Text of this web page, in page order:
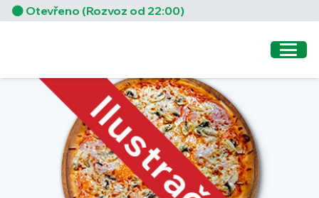
Otevřeno (Rozvoz od 22:00)